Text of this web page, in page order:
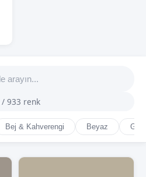
/ 933 renk
Bej & Kahverengi Beyaz Gri